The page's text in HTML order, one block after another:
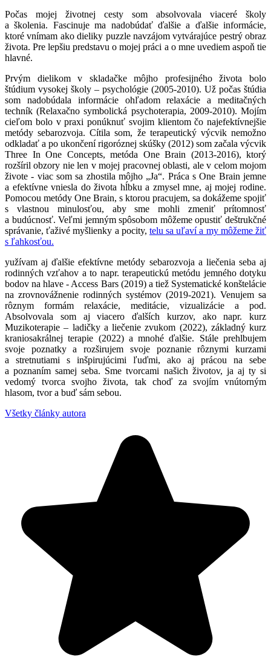
Počas mojej životnej cesty som absolvovala viaceré školy
a školenia. Fascinuje ma nadobúdať ďalšie a ďalšie informácie,
ktoré vnímam ako dieliky puzzle navzájom vytvárajúce pestrý obraz
života. Pre lepšiu predstavu o mojej práci a o mne uvediem aspoň tie
hlavné.
Prvým dielikom v skladačke môjho profesijného života bolo
štúdium vysokej školy – psychológie (2005-2010). Už počas štúdia
som nadobúdala informácie ohľadom relaxácie a meditačných
techník (Relaxačno symbolická psychoterapia, 2009-2010). Mojím
cieľom bolo v praxi ponúknuť svojim klientom čo najefektívnejšie
metódy sebarozvoja. Cítila som, že terapeutický výcvik nemožno
odkladať a po ukončení rigoróznej skúšky (2012) som začala výcvik
Three In One Concepts, metóda One Brain (2013-2016), ktorý
rozšíril obzory nie len v mojej pracovnej oblasti, ale v celom mojom
živote - viac som sa zhostila môjho „Ja“. Práca s One Brain jemne
a efektívne vniesla do života hĺbku a zmysel mne, aj mojej rodine.
Pomocou metódy One Brain, s ktorou pracujem, sa dokážeme spojiť
s vlastnou minulosťou, aby sme mohli zmeniť prítomnosť
a budúcnosť. Veľmi jemným spôsobom môžeme opustiť deštrukčné
správanie, ťaživé myšlienky a pocity, telu sa uľaví a my môžeme žiť
s ľahkosťou.
yužívam aj ďalšie efektívne metódy sebarozvoja a liečenia seba aj
rodinných vzťahov a to napr. terapeutickú metódu jemného dotyku
bodov na hlave - Access Bars (2019) a tiež Systematické konštelácie
na zrovnovážnenie rodinných systémov (2019-2021). Venujem sa
rôznym formám relaxácie, meditácie, vizualizácie a pod.
Absolvovala som aj viacero ďalších kurzov, ako napr. kurz
Muzikoterapie – ladičky a liečenie zvukom (2022), základný kurz
kraniosakrálnej terapie (2022) a mnohé ďalšie. Stále prehlbujem
svoje poznatky a rozširujem svoje poznanie rôznymi kurzami
a stretnutiami s inšpirujúcimi ľuďmi, ako aj prácou na sebe
a poznaním samej seba. Sme tvorcami našich životov, ja aj ty si
vedomý tvorca svojho života, tak choď za svojím vnútorným
hlasom, tvor a buď sám sebou.
Všetky články autora